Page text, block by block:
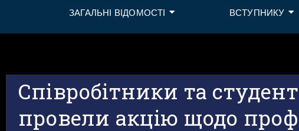
ЗАГАЛЬНІ ВІДОМОСТІ ВСТУПНИКУ
Співробітники та
провели акцію щодо